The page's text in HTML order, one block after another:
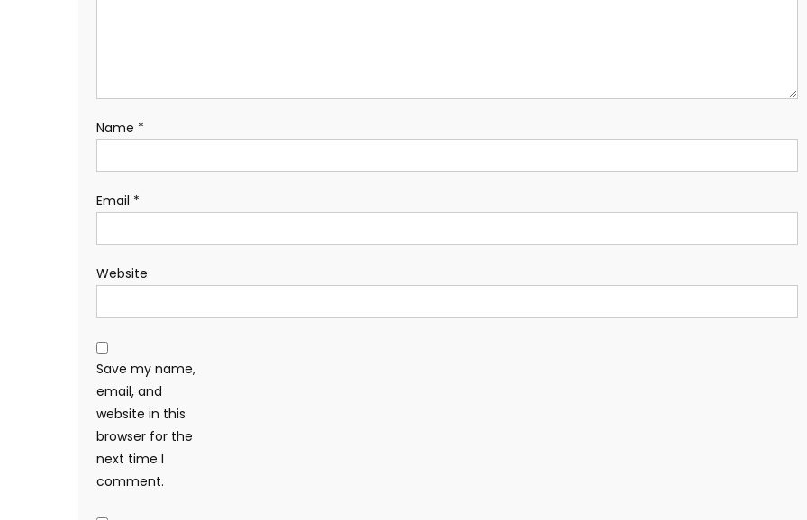
Name *
Email *
Website
Save my name,
email, and
website in this
browser for the
next time I
comment.